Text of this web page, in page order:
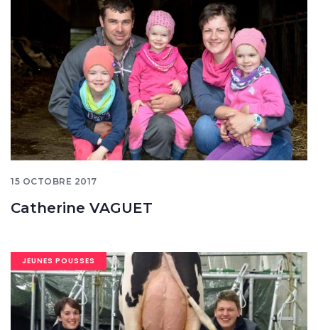
15 OCTOBRE 2017
Catherine VAGUET
JEUNES POUSSES
Image
banner